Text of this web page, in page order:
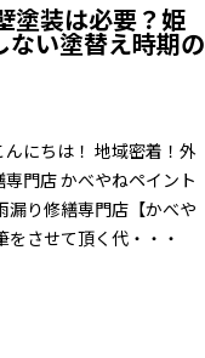
塗装は必要？姫
い塗替え時期の
にちは！ 地域密着！外
門店 かべやねペイント
漏り修繕専門店【かべや
させて頂く代・・・